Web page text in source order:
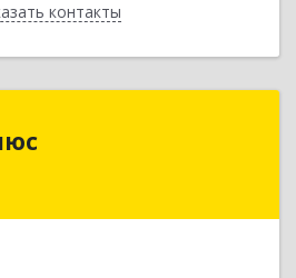
контакты
Назад
Мангистауская область,